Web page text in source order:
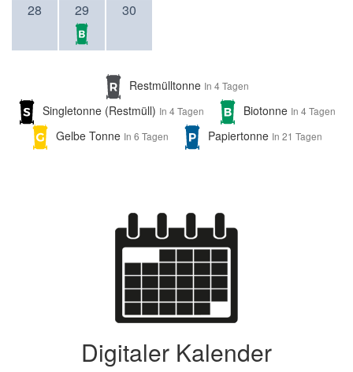
28 29 30
Restmülltonne In 4 Tagen
Singletonne (Restmüll) In 4 Tagen Biotonne In 4 Tagen
Gelbe Tonne In 6 Tagen Papiertonne In 21 Tagen
Digitaler Kalender